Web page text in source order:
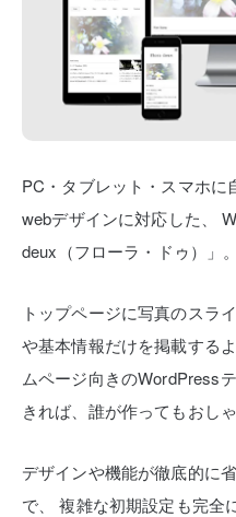
PC・タブレット・スマホ
webデザインに対応した、
deux（フローラ・ドゥ）」。
トップページに写真のスラ
や基本情報だけを掲載するよ
ムページ向きのWordPressテ
きれば、誰が作ってもおし
デザインや機能が徹底的に
で、
複雑な初期設定も完全